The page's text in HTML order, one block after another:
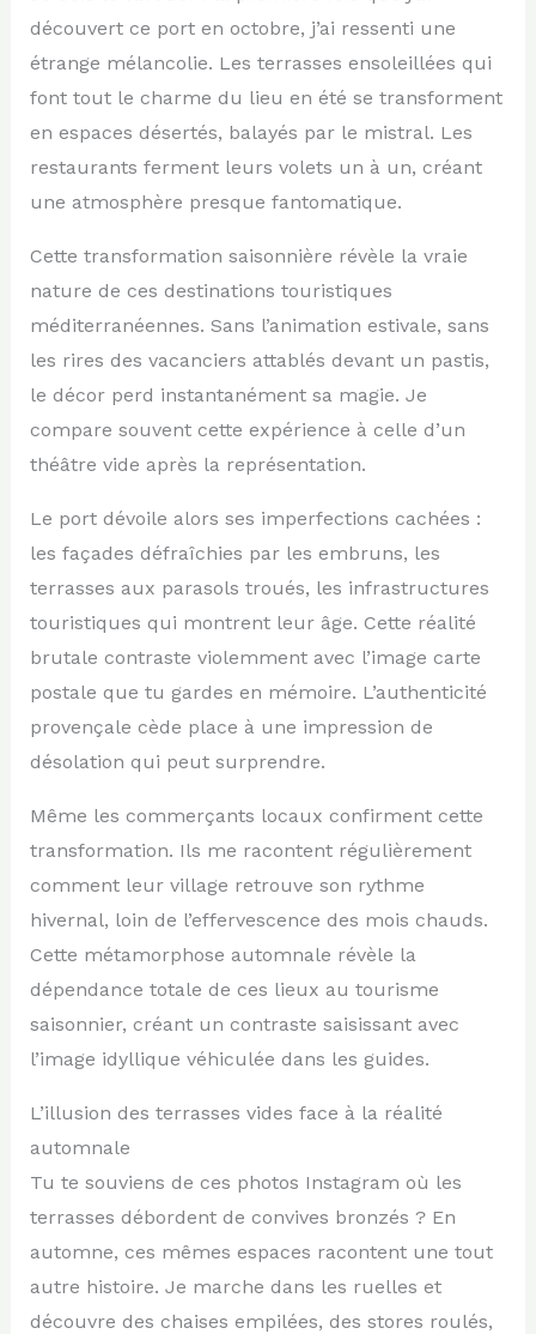
découvert ce port en octobre, j’ai ressenti une
étrange mélancolie. Les terrasses ensoleillées qui
font tout le charme du lieu en été se transforment
en espaces désertés, balayés par le mistral. Les
restaurants ferment leurs volets un à un, créant
une atmosphère presque fantomatique.
Cette transformation saisonnière révèle la vraie
nature de ces destinations touristiques
méditerranéennes. Sans l’animation estivale, sans
les rires des vacanciers attablés devant un pastis,
le décor perd instantanément sa magie. Je
compare souvent cette expérience à celle d’un
théâtre vide après la représentation.
Le port dévoile alors ses imperfections cachées :
les façades défraîchies par les embruns, les
terrasses aux parasols troués, les infrastructures
touristiques qui montrent leur âge. Cette réalité
brutale contraste violemment avec l’image carte
postale que tu gardes en mémoire. L’authenticité
provençale cède place à une impression de
désolation qui peut surprendre.
Même les commerçants locaux confirment cette
transformation. Ils me racontent régulièrement
comment leur village retrouve son rythme
hivernal, loin de l’effervescence des mois chauds.
Cette métamorphose automnale révèle la
dépendance totale de ces lieux au tourisme
saisonnier, créant un contraste saisissant avec
l’image idyllique véhiculée dans les guides.
L’illusion des terrasses vides face à la réalité
automnale
Tu te souviens de ces photos Instagram où les
terrasses débordent de convives bronzés ? En
automne, ces mêmes espaces racontent une tout
autre histoire. Je marche dans les ruelles et
découvre des chaises empilées, des stores roulés,